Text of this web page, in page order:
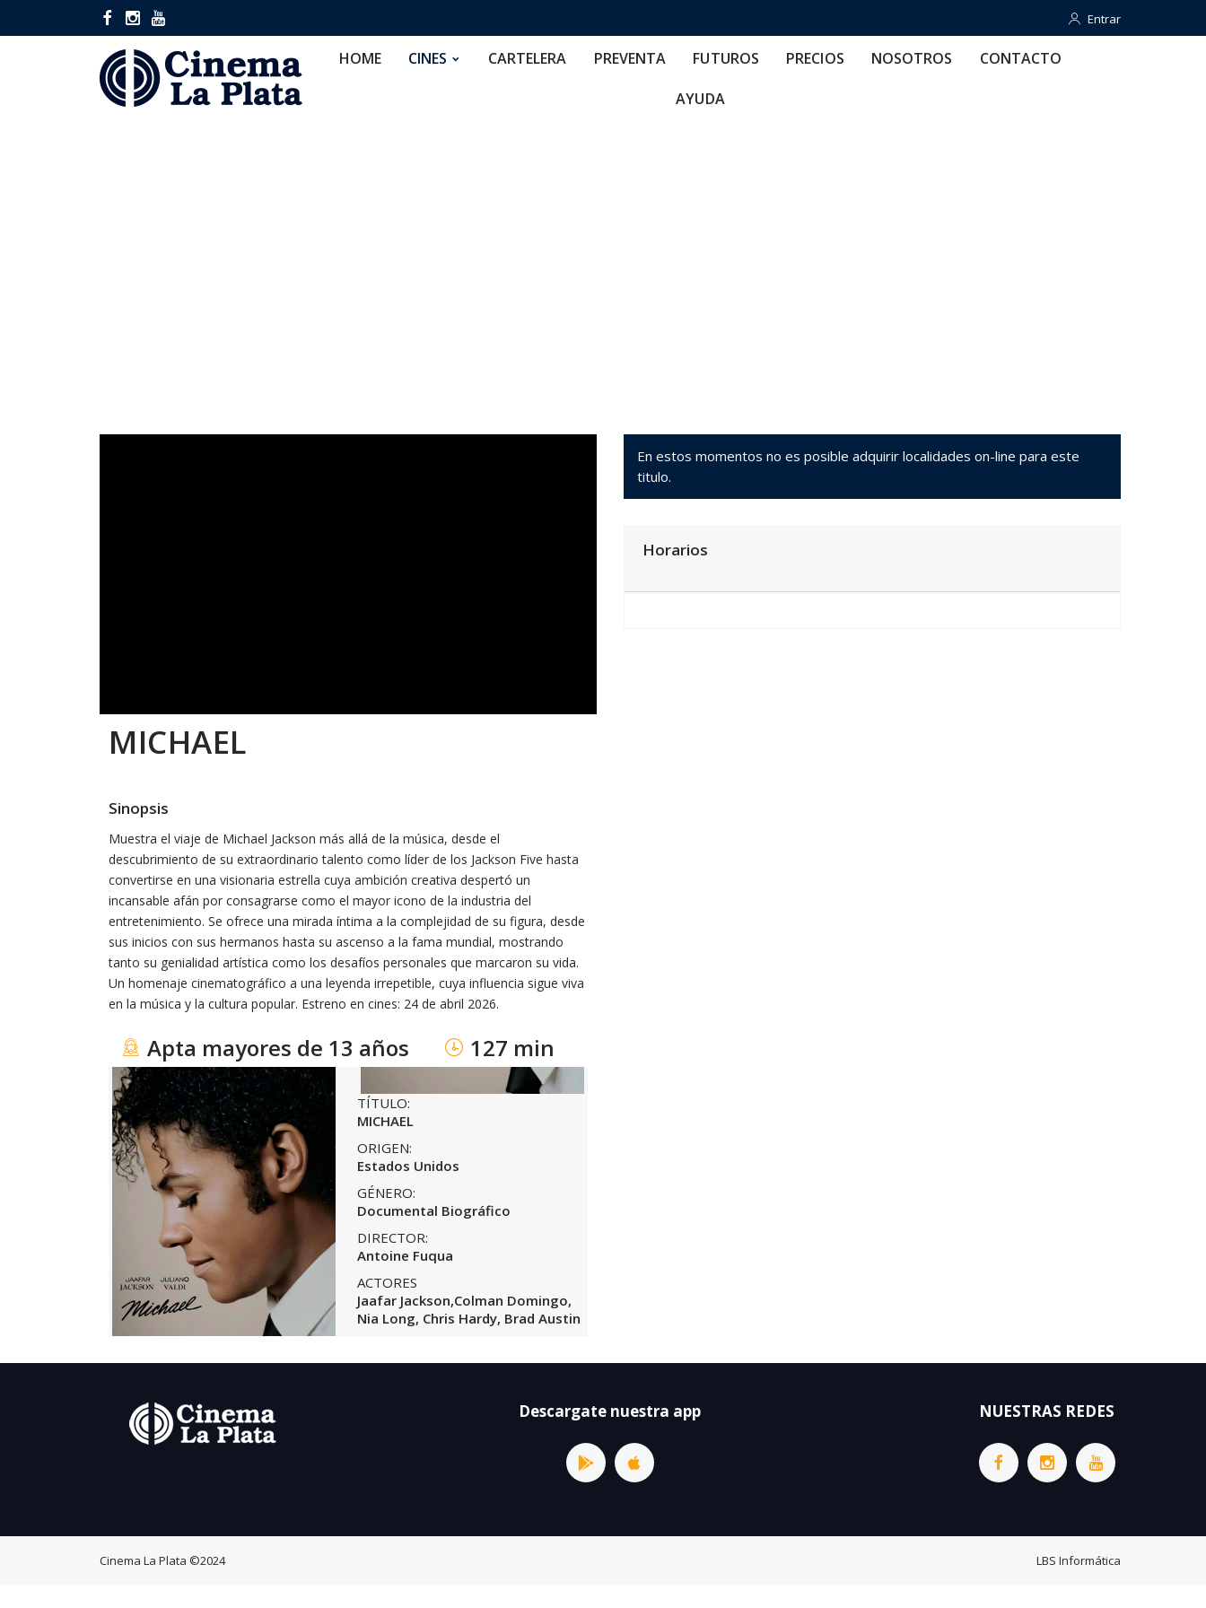
Entrar
Entrar
HOME CINES CARTELERA PREVENTA FUTUROS PRECIOS NOSOTROS CONTACTO
AYUDA
MICHAEL
Sinopsis
Muestra el viaje de Michael Jackson más allá de la música, desde el
descubrimiento de su extraordinario talento como líder de los Jackson Five hasta
convertirse en una visionaria estrella cuya ambición creativa despertó un
incansable afán por consagrarse como el mayor icono de la industria del
entretenimiento. Se ofrece una mirada íntima a la complejidad de su figura, desde
sus inicios con sus hermanos hasta su ascenso a la fama mundial, mostrando
tanto su genialidad artística como los desafíos personales que marcaron su vida.
Un homenaje cinematográfico a una leyenda irrepetible, cuya influencia sigue viva
en la música y la cultura popular. Estreno en cines: 24 de abril 2026.
Apta mayores de 13 años 127 min
TÍTULO:
MICHAEL
ORIGEN:
Estados Unidos
GÉNERO:
Documental Biográfico
DIRECTOR:
Antoine Fuqua
ACTORES
Jaafar Jackson,Colman Domingo,
Nia Long, Chris Hardy, Brad Austin
En estos momentos no es posible adquirir localidades on-line para este
titulo.
Horarios
Descargate nuestra app NUESTRAS REDES
Cinema La Plata ©2024 LBS Informática